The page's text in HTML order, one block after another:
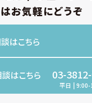
びその任務等について個
タの安全管理、取扱状況
責任者・管理者を設置す
当該従業員・役員が取り
反している事実または兆
ています。また、就業規
お気軽にどうぞ
はこちら
はこちら 03-
平日 | 9:00-